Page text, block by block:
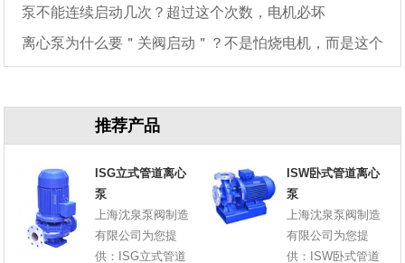
泵不能连续启动几次？超过这个次数，电机必坏
离心泵为什么要＂关阀启动＂？不是怕烧电机，而是这个
推荐产品
ISG立式管道离心
泵
上海沈泉泵阀制造
有限公司为您提
供：ISG立式管道
ISW卧式管道离心
泵
上海沈泉泵阀制造
有限公司为您提
供：ISW卧式管道